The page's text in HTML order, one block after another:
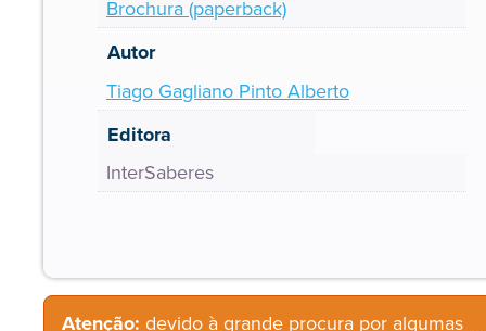
Brochura (paperback)
Autor
Tiago Gagliano Pinto Alberto
Editora
InterSaberes
Atenção: devido à grande procura por algumas